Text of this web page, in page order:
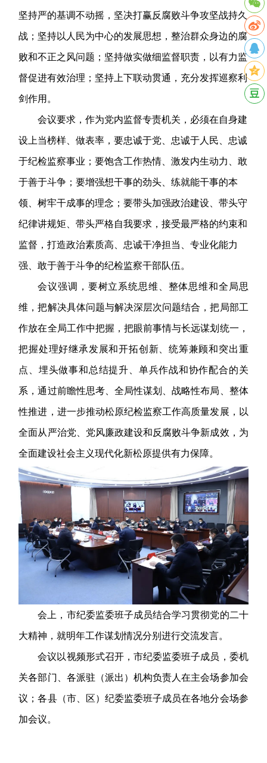
坚持严的基调不动摇，坚决打赢反腐败斗争攻坚战持久
战；坚持以人民为中心的发展思想，整治群众身边的腐
败和不正之风问题；坚持做实做细监督职责，以有力监
督促进有效治理；坚持上下联动贯通，充分发挥巡察利
剑作用。
会议要求，作为党内监督专责机关，必须在自身建
设上当榜样、做表率，要忠诚于党、忠诚于人民、忠诚
于纪检监察事业；要饱含工作热情、激发内生动力、敢
于善于斗争；要增强想干事的劲头、练就能干事的本
领、树牢干成事的理念；要带头加强政治建设、带头守
纪律讲规矩、带头严格自我要求，接受最严格的约束和
监督，打造政治素质高、忠诚干净担当、专业化能力
强、敢于善于斗争的纪检监察干部队伍。
会议强调，要树立系统思维、整体思维和全局思
维，把解决具体问题与解决深层次问题结合，把局部工
作放在全局工作中把握，把眼前事情与长远谋划统一，
把握处理好继承发展和开拓创新、统筹兼顾和突出重
点、埋头做事和总结提升、单兵作战和协作配合的关
系，通过前瞻性思考、全局性谋划、战略性布局、整体
性推进，进一步推动松原纪检监察工作高质量发展，以
全面从严治党、党风廉政建设和反腐败斗争新成效，为
全面建设社会主义现代化新松原提供有力保障。
会上，市纪委监委班子成员结合学习贯彻党的二十
大精神，就明年工作谋划情况分别进行交流发言。
会议以视频形式召开，市纪委监委班子成员，委机
关各部门、各派驻（派出）机构负责人在主会场参加会
议；各县（市、区）纪委监委班子成员在各地分会场参
加会议。